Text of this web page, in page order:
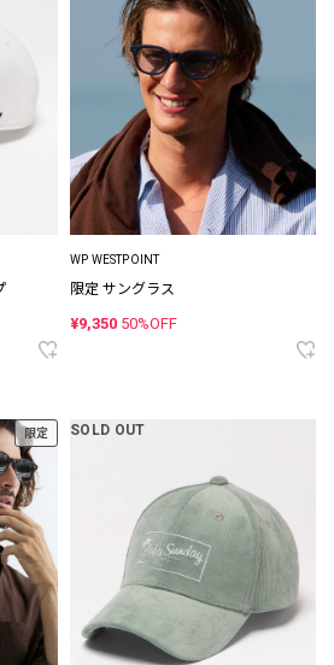
WP WESTPOINT
限定 サングラス
¥9,350 50%OFF
限定 SOLD OUT